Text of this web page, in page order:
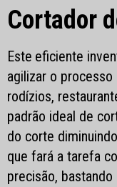
Cortador
Este eficiente
agilizar o processo
rodízios,
padrão ideal de
do corte
que fará a tarefa
precisão,